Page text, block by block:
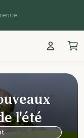
l'été